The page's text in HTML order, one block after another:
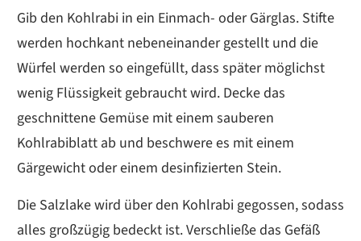
Gib den Kohlrabi in ein Einmach- oder Gärglas. Stifte
werden hochkant nebeneinander gestellt und die
Würfel werden so eingefüllt, dass später möglichst
wenig Flüssigkeit gebraucht wird. Decke das
geschnittene Gemüse mit einem sauberen
Kohlrabiblatt ab und beschwere es mit einem
Gärgewicht oder einem desinfizierten Stein.
Die Salzlake wird über den Kohlrabi gegossen, sodass
alles großzügig bedeckt ist. Verschließe das Gefäß